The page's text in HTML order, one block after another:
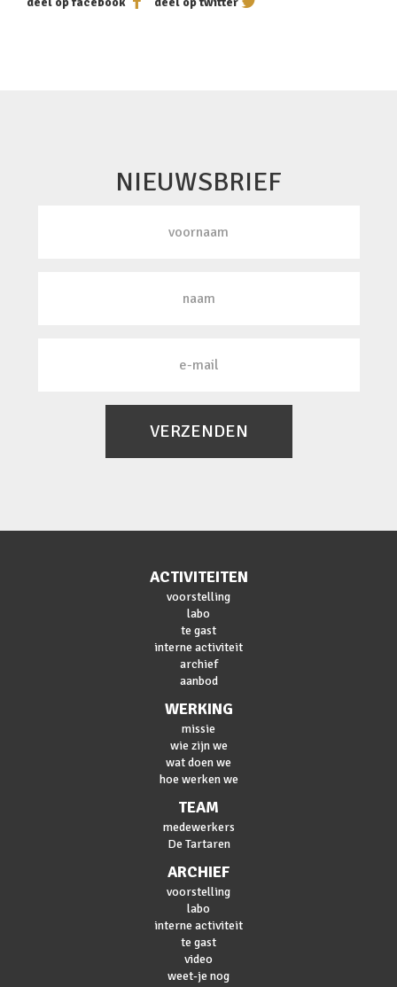
NIEUWSBRIEF
VERZENDEN
ACTIVITEITEN
voorstelling
labo
te gast
interne activiteit
archief
aanbod
WERKING
missie
wie zijn we
wat doen we
hoe werken we
TEAM
medewerkers
De Tartaren
ARCHIEF
voorstelling
labo
interne activiteit
te gast
video
weet-je nog